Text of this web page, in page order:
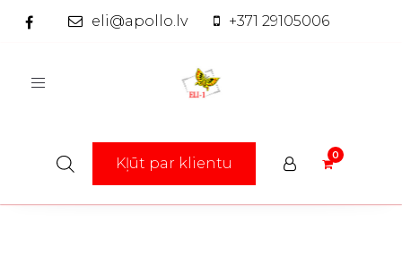
eli@apollo.lv +371 29105006
Toggle
Kļūt par klientu